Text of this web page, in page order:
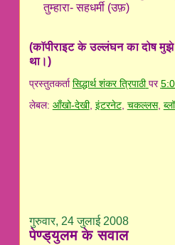
तुम्हारा- सहधर्मी (उफ़)
(कॉपीराइट के उल्लंघन का दोष मुझे
था।)
प्रस्तुतकर्ता सिद्धार्थ शंकर त्रिपाठी पर
लेबल: आँखो-देखी, इंटरनेट, चकल्लस,
गुरुवार, 24 जुलाई 2008
पेण्ड्युलम के सवाल